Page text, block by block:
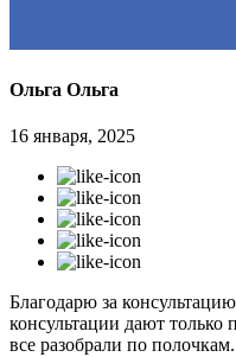
Ольга Ольга
16 января, 2025
Благодарю за
консультации дают только
все разобрали по